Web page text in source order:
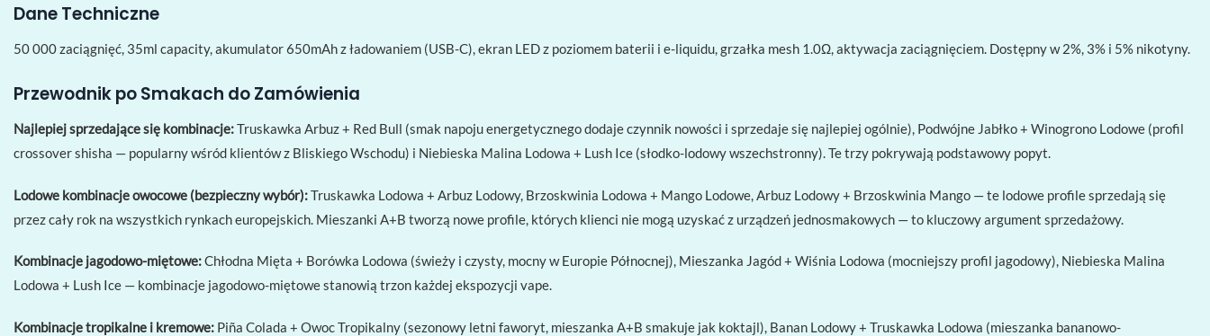
Dane Techniczne
50 000 zaciągnięć, 35ml capacity, akumulator 650mAh z ładowaniem (USB-C), ekran LED z poziomem baterii i e-liquidu, grzałka mesh 1.0Ω, aktywacja zaciągnięciem. Dostępny w 2%, 3% i 5% nikotyny.
Przewodnik po Smakach do Zamówienia
Najlepiej sprzedające się kombinacje:Truskawka Arbuz + Red Bull (smak napoju energetycznego dodaje czynnik nowości i sprzedaje się najlepiej ogólnie), Podwójne Jabłko + Winogrono Lodowe (profil
crossover shisha — popularny wśród klientów z Bliskiego Wschodu) i Niebieska Malina Lodowa + Lush Ice (słodko-lodowy wszechstronny). Te trzy pokrywają podstawowy popyt.
Lodowe kombinacje owocowe (bezpieczny wybór):Truskawka Lodowa + Arbuz Lodowy, Brzoskwinia Lodowa + Mango Lodowe, Arbuz Lodowy + Brzoskwinia Mango — te lodowe profile sprzedają się
przez cały rok na wszystkich rynkach europejskich. Mieszanki A+B tworzą nowe profile, których klienci nie mogą uzyskać z urządzeń jednosmakowych — to kluczowy argument sprzedażowy.
Kombinacje jagodowo-miętowe:Chłodna Mięta + Borówka Lodowa (świeży i czysty, mocny w Europie Północnej), Mieszanka Jagód + Wiśnia Lodowa (mocniejszy profil jagodowy), Niebieska Malina
Lodowa + Lush Ice — kombinacje jagodowo-miętowe stanowią trzon każdej ekspozycji vape.
Kombinacje tropikalne i kremowe: Piña Colada + Owoc Tropikalny (sezonowy letni faworyt, mieszanka A+B smakuje jak koktajl), Banan Lodowy + Truskawka Lodowa (mieszanka bananowo-